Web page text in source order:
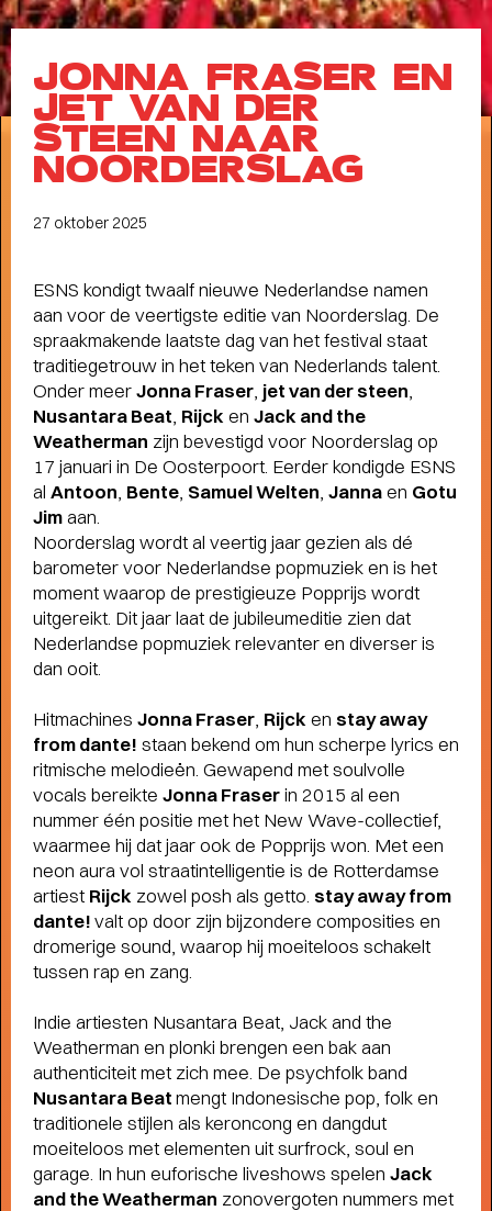
MEET THE BAND:
MUMFORD & SONS
SPOT GRONINGEN:
NIEUWS,INTERVIEWS,
COLUMNS,KORTEEN
LANGE VERHALEN
THEATERMAKER STEEF DE JONG
OVER TULIP TOWN
JONNA FRASER EN
JET VAN DER
STEEN NAAR
NOORDERSLAG
27 oktober 2025
ESNS kondigt twaalf nieuwe Nederlandse namen
aan voor de veertigste editie van Noorderslag. De
spraakmakende laatste dag van het festival staat
traditiegetrouw in het teken van Nederlands talent.
Onder meerJonna Fraser jet van der steen
Nusantara Beat Rijck en Jack and the
Weatherman zijn bevestigd voor Noorderslag op
17 januari in De Oosterpoort. Eerder kondigde ESNS
al Antoon Bente Samuel Welten Jannaen Gotu
Jimaan.
Noorderslag wordt al veertig jaar gezien als dé
barometer voor Nederlandse popmuziek en is het
moment waarop de prestigieuze Popprijs wordt
uitgereikt. Dit jaar laat de jubileumeditie zien dat
Nederlandse popmuziek relevanter en diverser is
dan ooit.
Hitmachines Jonna Fraser Rijck en stay away
from dante! staan bekend om hun scherpe lyrics en
ritmische melodieën. Gewapend met soulvolle
vocals bereikte Jonna Fraserin 2015 al een
nummer één positie met het New Wave-collectief,
waarmee hij dat jaar ook de Popprijs won. Met een
neon aura vol straatintelligentie is de Rotterdamse
artiest Rijck zowel posh als getto. stay away from
dante!valt op door zijn bijzondere composities en
dromerige sound, waarop hij moeiteloos schakelt
tussen rap en zang.
Indie artiesten Nusantara Beat, Jack and the
Weatherman en plonki brengen een bak aan
authenticiteit met zich mee. De psychfolk band
Nusantara Beatmengt Indonesische pop, folk en
traditionele stijlen als keroncong en dangdut
moeiteloos met elementen uit surfrock, soul en
garage. In hun euforische liveshows spelen Jack
and the Weatherman zonovergoten nummers met